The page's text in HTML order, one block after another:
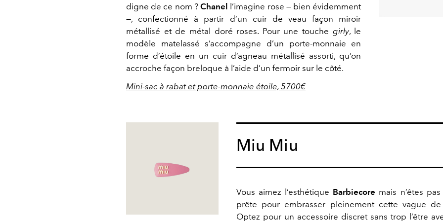
digne de ce nom ?Chanel
l’imagine rose — bien évidemment
—, confectionné à partir d’un cuir de veau façon miroir
métallisé et de métal doré roses. Pour une touche girly, le
modèle matelassé s’accompagne d’un porte-monnaie en
forme d’étoile en un cuir d’agneau métallisé assorti, qu’on
accroche façon breloque à l’aide d’un fermoir sur le côté.
Mini-sac à rabat et porte-monnaie étoile, 5700€
Miu Miu
Vous aimez l’esthétique Barbiecore mais n’êtes
prête pour embrasser pleinement cette vague
Optez pour un accessoire discret sans trop l’être